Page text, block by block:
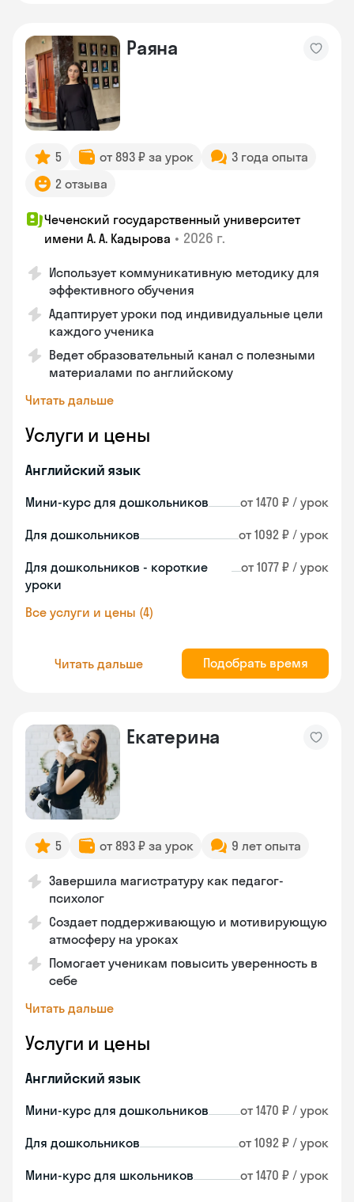
Раяна
5 от 893 ₽ за урок
3 года опыта
2 отзыва
Чеченский государственный университет
имени А. А. Кадырова • 2026 г.
Использует коммуникативную методику для
эффективного обучения
Адаптирует уроки под индивидуальные цели
каждого ученика
Ведет образовательный канал с полезными
материалами по английскому
Читать дальше
Услуги и цены
Английский язык
Мини-курс для дошкольников от 1470 ₽ / урок
Для дошкольников от 1092 ₽ / урок
Для дошкольников - короткие
уроки
от 1077 ₽ / урок
Все услуги и цены (4)
Читать дальше Подобрать время
Екатерина
5 от 893 ₽ за урок 9 лет опыта
Завершила магистратуру как педагог-
психолог
Создает поддерживающую и мотивирующую
атмосферу на уроках
Помогает ученикам повысить уверенность в
себе
Читать дальше
Услуги и цены
Английский язык
Мини-курс для дошкольников от 1470 ₽ / урок
Для дошкольников от 1092 ₽ / урок
Мини-курс для школьников от 1470 ₽ / урок